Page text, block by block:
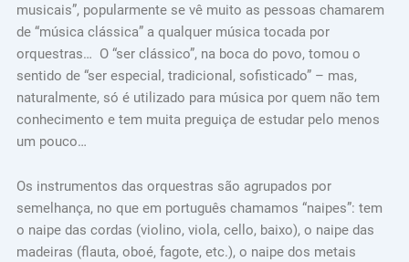
musicais”, popularmente se vê muito as pessoas chamarem
de “música clássica” a qualquer música tocada por
orquestras… O “ser clássico”, na boca do povo, tomou o
sentido de “ser especial, tradicional, sofisticado” – mas,
naturalmente, só é utilizado para música por quem não tem
conhecimento e tem muita preguiça de estudar pelo menos
um pouco…
Os instrumentos das orquestras são agrupados por
semelhança, no que em português chamamos “naipes”: tem
o naipe das cordas (violino, viola, cello, baixo), o naipe das
madeiras (flauta, oboé, fagote, etc.), o naipe dos metais